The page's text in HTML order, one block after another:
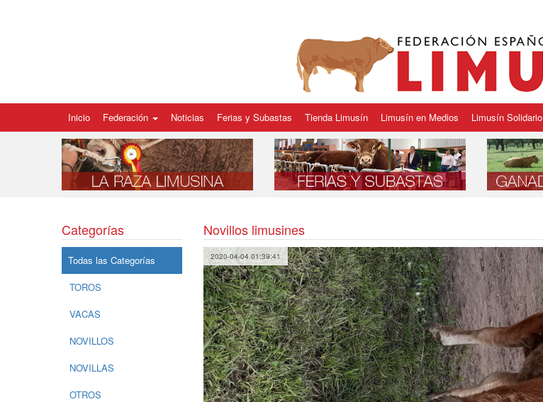
Inicio Federación Noticias Ferias y Subastas Tienda Limusín Limusín en Medios Limusín Solidario
Categorías
Todas las Categorías
TOROS
VACAS
NOVILLOS
NOVILLAS
OTROS
Novillos limusines
2020-04-04 01:39:41